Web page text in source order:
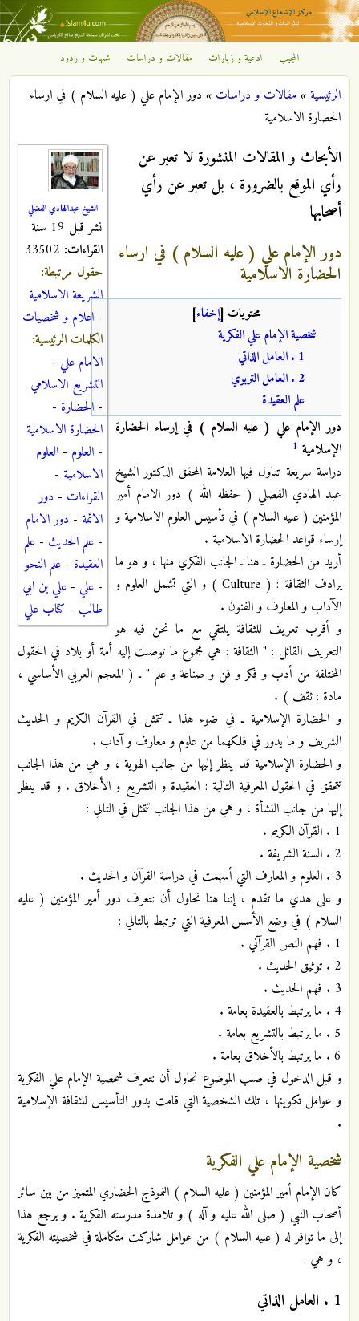
تجاوز إلى المحتوى الرئيسي
مركز
الإشعاع
الإسلامي
المجيب ادعية و زيارات مقالات و دراسات شبهات و ردود
أنت هنا
الرئيسية»مقالات و دراسات » دور الإمام علي ( عليه السلام ) في ارساء
الحضارة الاسلامية
الشيخ عبدالهادي الفضلي
نشر قبل 19 سنة
القراءات:
حقول مرتبطة:
الشريعة الاسلامية
- اعلام و شخصيات
الكلمات الرئيسية:
الامام علي -
التشريع الاسلامي
- الحضارة -
الحضارة الاسلامية
- العلوم - العلوم
الاسلامية -
القراءات - دور
الائمة - دور الامام
- علم الحديث - علم
العقيدة - علم النحو
- علي - علي بن ابي
طالب - كتاب علي
الأبحاث و المقالات المنشورة لا تعبر عن
رأي الموقع بالضرورة ، بل تعبر عن رأي
أصحابها
دور الإمام علي ( عليه السلام ) في ارساء
الحضارة الاسلامية
محتويات [إخفاء]
شخصية الإمام علي الفكرية
1 . العامل الذاتي
2 . العامل التربوي
علم العقيدة
دور الإمام علي ( عليه السلام ) في إرساء الحضارة
الإسلامية 1
دراسة سريعة تناول فيها العلامة المحقق الدكتور الشيخ
عبد الهادي الفضلي ( حفظه الله ) دور الامام أمير
المؤمنين ( عليه السلام ) في تأسيس العلوم الاسلامية و
إرساء قواعد الحضارة الاسلامية .
أريد من الحضارة ـ هنا ـ الجانب الفكري منها ، و هو ما
يرادف الثقافة : ( Culture ) و التي تشمل العلوم و
الآداب و المعارف و الفنون .
و أقرب تعريف للثقافة يلتقي مع ما نحن فيه هو
التعريف القائل : " الثقافة : هي مجموع ما توصلت إليه أمة أو بلاد في الحقول
المختلفة من أدب و فكر و فن و صناعة و علم " ـ ( المعجم العربي الأساسي ،
مادة : ثقف ) .
و الحضارة الإسلامية ـ في ضوء هذا ـ تتمثل في القرآن الكريم و الحديث
الشريف و ما يدور في فلكهما من علوم و معارف و آداب .
و الحضارة الإسلامية قد ينظر إليها من جانب الهوية ، و هي من هذا الجانب
تتحقق في الحقول المعرفية التالية : العقيدة و التشريع و الأخلاق . و قد ينظر
إليها من جانب النشأة ، و هي من هذا الجانب تتمثل في التالي :
1 . القرآن الكريم .
2 . السنة الشريفة .
3 . العلوم و المعارف التي أسهمت في دراسة القرآن و الحديث .
و على هدي ما تقدم ، إننا هنا نحاول أن نتعرف دور أمير المؤمنين ( عليه
السلام ) في وضع الأسس المعرفية التي ترتبط بالتالي :
1 . فهم النص القرآني .
2 . توثيق الحديث .
3 . فهم الحديث .
4 . ما يرتبط بالعقيدة بعامة .
5 . ما يرتبط بالتشريع بعامة .
6 . ما يرتبط بالأخلاق بعامة .
و قبل الدخول في صلب الموضوع نحاول أن نتعرف شخصية الإمام علي الفكرية
و عوامل تكوينها ، تلك الشخصية التي قامت بدور التأسيس للثقافة الإسلامية
.
شخصية الإمام علي الفكرية
كان الإمام أمير المؤمنين ( عليه السلام ) النموذج الحضاري المتميز من بين سائر
أصحاب النبي ( صلى الله عليه و آله ) و تلامذة مدرسته الفكرية . و يرجع هذا
إلى ما توافر له ( عليه السلام ) من عوامل شاركت متكاملة في شخصيته الفكرية
، و هي :
1 . العامل الذاتي